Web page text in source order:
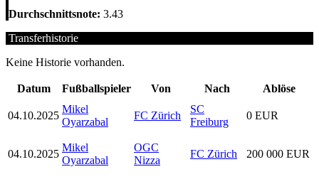
Durchschnittsnote: 3.43
Transferhistorie
Keine Historie vorhanden.
Datum Fußballspieler Von Nach Ablöse
04.10.2025
Mikel
Oyarzabal
FC Zürich
SC
Freiburg
0 EUR
04.10.2025
Mikel
Oyarzabal
OGC
Nizza
FC Zürich 200 000 EUR